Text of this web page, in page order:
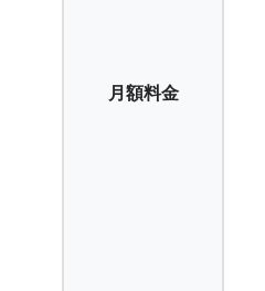
月額料金